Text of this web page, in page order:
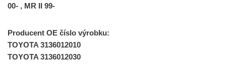
00- , MR II 99-
Producent OE číslo výrobku:
TOYOTA 3136012010
TOYOTA 3136012030